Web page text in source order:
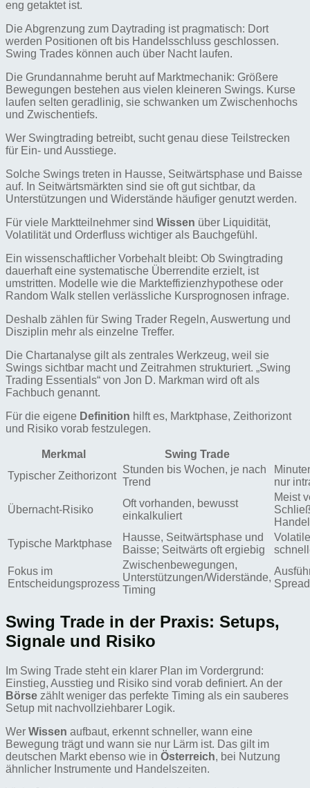
eng getaktet ist.
Die Abgrenzung zum Daytrading ist pragmatisch: Dort
werden Positionen oft bis Handelsschluss geschlossen.
Swing Trades können auch über Nacht laufen.
Die Grundannahme beruht auf Marktmechanik: Größere
Bewegungen bestehen aus vielen kleineren Swings. Kurse
laufen selten geradlinig, sie schwanken um Zwischenhochs
und Zwischentiefs.
Wer Swingtrading betreibt, sucht genau diese Teilstrecken
für Ein- und Ausstiege.
Solche Swings treten in Hausse, Seitwärtsphase und Baisse
auf. In Seitwärtsmärkten sind sie oft gut sichtbar, da
Unterstützungen und Widerstände häufiger genutzt werden.
Für viele Marktteilnehmer sind Wissen über Liquidität,
Volatilität und Orderfluss wichtiger als Bauchgefühl.
Ein wissenschaftlicher Vorbehalt bleibt: Ob Swingtrading
dauerhaft eine systematische Überrendite erzielt, ist
umstritten. Modelle wie die Markteffizienzhypothese oder
Random Walk stellen verlässliche Kursprognosen infrage.
Deshalb zählen für Swing Trader Regeln, Auswertung und
Disziplin mehr als einzelne Treffer.
Die Chartanalyse gilt als zentrales Werkzeug, weil sie
Swings sichtbar macht und Zeitrahmen strukturiert. „Swing
Trading Essentials“ von Jon D. Markman wird oft als
Fachbuch genannt.
Für die eigene Definition hilft es, Marktphase, Zeithorizont
und Risiko vorab festzulegen.
Merkmal
Swing Trade
Typischer Zeithorizont
Stunden bis Wochen, je nach
Trend
nur
Übernacht-Risiko
Oft vorhanden, bewusst
einkalkuliert
Meist
Typische Marktphase
Hausse, Seitwärtsphase und
Baisse; Seitwärts oft ergiebig
Fokus im
Entscheidungsprozess
Zwischenbewegungen,
Unterstützungen/Widerstände,
Timing
Swing Trade in der Praxis: Setups,
Signale und Risiko
Im Swing Trade steht ein klarer Plan im Vordergrund:
Einstieg, Ausstieg und Risiko sind vorab definiert. An der
Börse zählt weniger das perfekte Timing als ein sauberes
Setup mit nachvollziehbarer Logik.
Wer Wissen aufbaut, erkennt schneller, wann eine
Bewegung trägt und wann sie nur Lärm ist. Das gilt im
deutschen Markt ebenso wie in Österreich, bei Nutzung
ähnlicher Instrumente und Handelszeiten.